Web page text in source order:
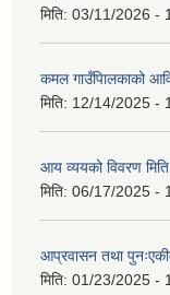
मिति: 03/11/2026 -
कमल गाउँपािलकाको
मिति: 12/14/2025 -
आय व्ययको विवरण
मिति: 06/17/2025 -
आप्रवासन तथा
मिति: 01/23/2025 -